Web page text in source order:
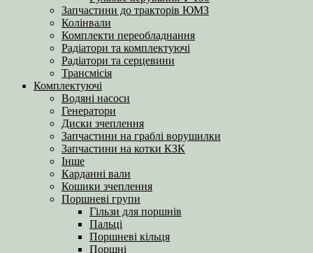
Запчастини до тракторів ЮМЗ
Колінвали
Комплекти переобладнання
Радіатори та комплектуючі
Радіатори та серцевини
Трансмісія
Комплектуючі
Водяні насоси
Генератори
Диски зчеплення
Запчастини на граблі ворушилки
Запчастини на котки КЗК
Інше
Карданні вали
Кошики зчеплення
Поршневі групи
Гільзи для поршнів
Пальці
Поршневі кільця
Поршні